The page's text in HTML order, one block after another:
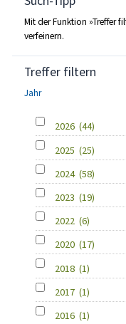
Mit der Funktion »Treffer
verfeinern.
Treffer filtern
Jahr
2026 (44)
2025 (25)
2024 (58)
2023 (19)
2022 (6)
2020 (17)
2018 (1)
2017 (1)
2016 (1)